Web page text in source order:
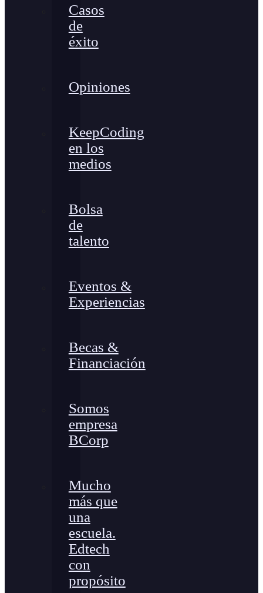
Casos
de
éxito
Opiniones
KeepCoding
en los
medios
Bolsa
de
talento
Eventos &
Experiencias
Becas &
Financiación
Somos
empresa
BCorp
Mucho
más que
una
escuela.
Edtech
con
propósito